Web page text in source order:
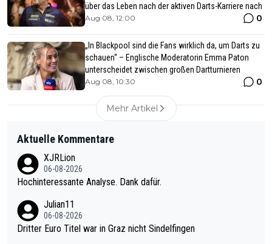
über das Leben nach der aktiven Darts-Karriere nach
Aug 08, 12:00 0
„In Blackpool sind die Fans wirklich da, um Darts zu
schauen“ – Englische Moderatorin Emma Paton
unterscheidet zwischen großen Dartturnieren
Aug 08, 10:30 0
Mehr Artikel
Aktuelle Kommentare
XJRLion
06-08-2026
Hochinteressante Analyse. Dank dafür.
Julian11
06-08-2026
Dritter Euro Titel war in Graz nicht Sindelfingen